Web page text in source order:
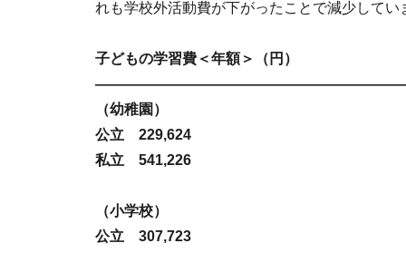
れも学校外活動費が下がったことで減少してい
子どもの学習費＜年額＞（円）
（幼稚園）
公立 229,624
私立 541,226
（小学校）
公立 307,723